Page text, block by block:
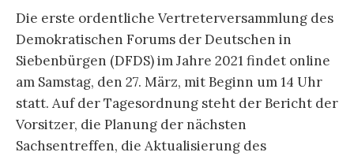
Die erste ordentliche Vertreterversammlung des
Demokratischen Forums der Deutschen in
Siebenbürgen (DFDS) im Jahre 2021 findet online
am Samstag, den 27. März, mit Beginn um 14 Uhr
statt. Auf der Tagesordnung steht der Bericht der
Vorsitzer, die Planung der nächsten
Sachsentreffen, die Aktualisierung des